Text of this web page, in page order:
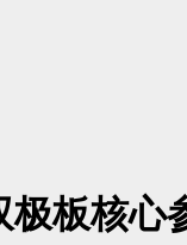
板核心